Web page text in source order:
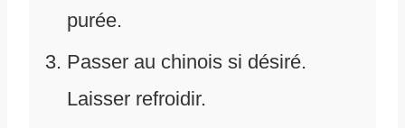
purée.
Passer au chinois si désiré.
Laisser refroidir.